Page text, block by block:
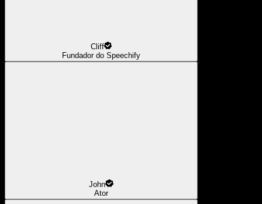
Cliff
Fundador do Speechify
John
Ator